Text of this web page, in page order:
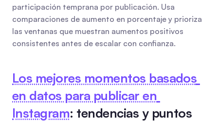
participación temprana por publicación. Usa
comparaciones de aumento en porcentaje y prioriza
las ventanas que muestran aumentos positivos
consistentes antes de escalar con confianza.
Los mejores momentos basados
en datos para publicar en
Instagram: tendencias y puntos